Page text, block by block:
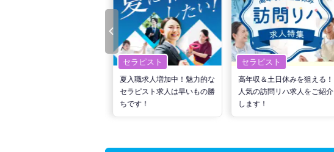
セラピスト
夏入職求人増加中！魅力的な
セラピスト求人は早いもの勝
ちです！
セラピスト
高年収＆土日休みを狙える！
人気の訪問リハ求人をご紹介
します！